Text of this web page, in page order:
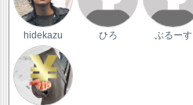
hidekazu ひろ ぶるーす